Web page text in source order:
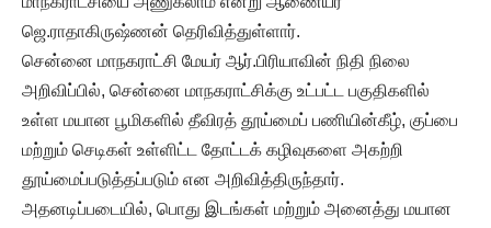
ஜெ.ராதாகிருஷ்ணன் தெரிவித்துள்ளார்.
சென்னை மாநகராட்சி மேயர் ஆர்.பிரியாவின் நிதி நிலை
அறிவிப்பில், சென்னை மாநகராட்சிக்கு உட்பட்ட பகுதிகளில்
உள்ள மயான பூமிகளில் தீவிரத் தூய்மைப் பணியின்கீழ், குப்பை
மற்றும் செடிகள் உள்ளிட்ட தோட்டக் கழிவுகளை அகற்றி
தூய்மைப்படுத்தப்படும் என அறிவித்திருந்தார்.
அதனடிப்படையில், பொது இடங்கள் மற்றும் அனைத்து மயான